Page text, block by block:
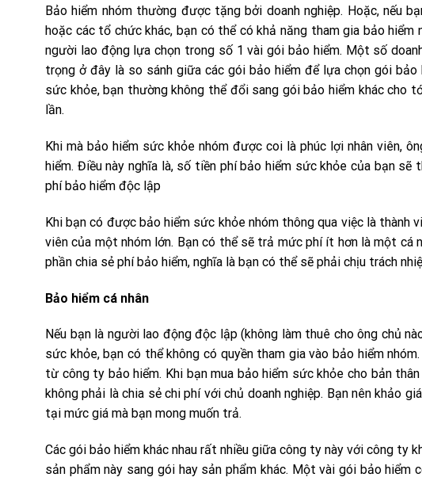
Bảo hiểm nhóm thường được tặng bởi doanh nghiệp. Hoặc, nếu
hoặc các tổ chức khác, bạn có thể có khả năng tham gia bảo
người lao động lựa chọn trong số 1 vài gói bảo hiểm. Một số
trọng ở đây là so sánh giữa các gói bảo hiểm để lựa chọn gói
sức khỏe, bạn thường không thể đổi sang gói bảo hiểm khác cho
lần.
Khi mà bảo hiểm sức khỏe nhóm được coi là phúc lợi nhân viên,
hiểm. Điều này nghĩa là, số tiền phí bảo hiểm sức khỏe của bạn
phí bảo hiểm độc lập
Khi bạn có được bảo hiểm sức khỏe nhóm thông qua việc là
viên của một nhóm lớn. Bạn có thể sẽ trả mức phí ít hơn là một
phần chia sẻ phí bảo hiểm, nghĩa là bạn có thể sẽ phải chịu trách
Bảo hiểm cá nhân
Nếu bạn là người lao động độc lập (không làm thuê cho ông chủ
sức khỏe, bạn có thể không có quyền tham gia vào bảo hiểm
từ công ty bảo hiểm. Khi bạn mua bảo hiểm sức khỏe cho bản
không phải là chia sẻ chi phí với chủ doanh nghiệp. Bạn nên khảo
tại mức giá mà bạn mong muốn trả.
Các gói bảo hiểm khác nhau rất nhiều giữa công ty này với công ty
sản phẩm này sang gói hay sản phẩm khác. Một vài gói bảo